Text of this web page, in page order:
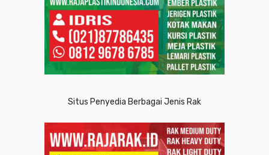
Situs Penyedia Berbagai Jenis Rak